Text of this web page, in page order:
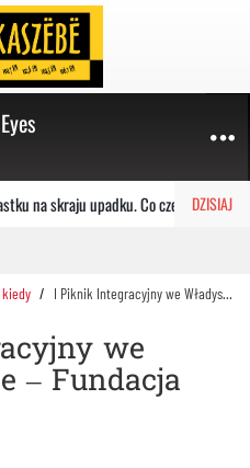
DZISIAJ
na skraju upadku. Co czeka placówkę?
kiedy I Piknik Integracyjny we Władysławowie – Fundacja Dobrego Czasu
we
– Fundacja